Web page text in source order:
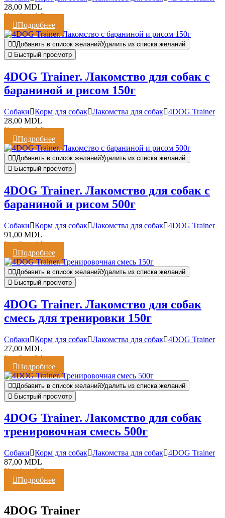
28,00 MDL
Кешбэк:1 Балл
Подробнее
Добавить в список желанийУдалить из списка желаний
Быстрый просмотр
4DOG Trainer. Лакомство для собак с
бараниной и рисом 150г
Cобаки Корм для собак Лакомства для собак 4DOG Trainer
28,00 MDL
Кешбэк:1 Балл
Подробнее
Добавить в список желанийУдалить из списка желаний
Быстрый просмотр
4DOG Trainer. Лакомство для собак с
бараниной и рисом 500г
Cобаки Корм для собак Лакомства для собак 4DOG Trainer
91,00 MDL
Кешбэк:2 Балла
Подробнее
Добавить в список желанийУдалить из списка желаний
Быстрый просмотр
4DOG Trainer. Лакомство для собак
смесь для тренировки 150г
Cобаки Корм для собак Лакомства для собак 4DOG Trainer
27,00 MDL
Кешбэк:1 Балл
Подробнее
Добавить в список желанийУдалить из списка желаний
Быстрый просмотр
4DOG Trainer. Лакомство для собак
тренировочная смесь 500г
Cобаки Корм для собак Лакомства для собак 4DOG Trainer
87,00 MDL
Кешбэк:2 Балла
Подробнее
4DOG Trainer